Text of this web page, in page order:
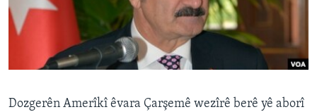
ÇAND Û HUNER
SERNIVÎS
SORANÎ
Learning English
Dozgerên Amerîkî êvara Çarşemê wezîrê berê yê aborî